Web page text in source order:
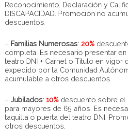
Reconocimiento, Declaración y
DISCAPACIDAD. Promoción no
descuentos.
– Familias Numerosas: 20%
completa. Es necesario presentar
teatro DNI + Carnet o Titulo en vigor
expedido por la Comunidad
acumulable a otros descuentos.
– Jubilados: 10% descuento sobre el
para mayores de 65 años. Es
taquilla o puerta del teatro DNI.
otros descuentos.